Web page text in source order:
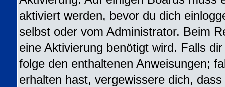
aktiviert werden, bevor du dich
selbst oder vom Administrator. Beim
eine Aktivierung benötigt wird. Falls
folge den enthaltenen Anweisungen;
erhalten hast, vergewissere dich,